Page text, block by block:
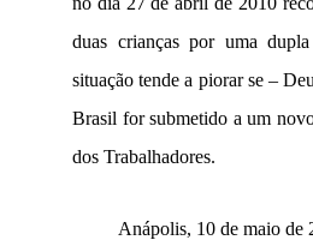
duas crianças por uma
situação tende a piorar se –
Brasil for submetido a um
dos Trabalhadores.
Anápolis, 10 de maio de